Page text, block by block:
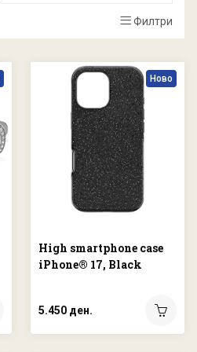
Филтри
Ново
High smartphone case
iPhone® 17, Black
5.450 ден.